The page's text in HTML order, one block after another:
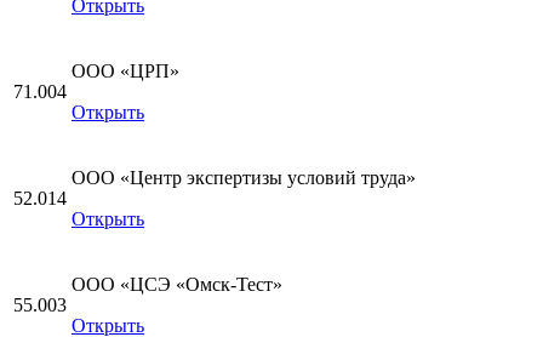
Открыть
71.004
ООО «ЦРП»
Открыть
52.014
ООО «Центр экспертизы условий труда»
Открыть
55.003
ООО «ЦСЭ «Омск-Тест»
Открыть